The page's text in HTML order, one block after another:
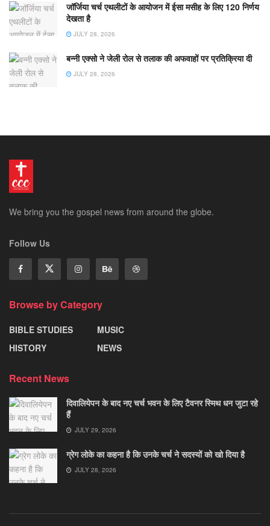
जॉर्जिया चर्च एथलीटों के आयोजन में ईसा मसीह के लिए 120 निर्णय
देखता है
JULY 28, 2026
बन्नी एक्सो ने जेली रोल से तलाक की अफवाहों पर प्रतिक्रिया दी
JULY 28, 2026
We bring you the gospel news from around the globe.
Follow Us
Browse by Category
BIBLE STUDIES
HISTORY
MUSIC
NEWS
Recent News
दिवालियेपन के बाद नए चर्च भवन के लिए टैवनर स्मिथ धन जुटा रहे
हैं
JULY 29, 2026
ग्रेग लोके का कहना है कि उनके चर्च ने सदस्यों को खो दिया है
JULY 28, 2026